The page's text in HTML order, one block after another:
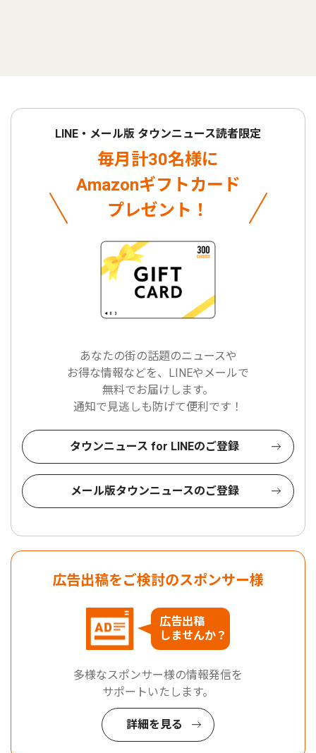
LINE・メール版 タウンニュース読者限定
毎月計30名様に
Amazonギフトカード
プレゼント！
あなたの街の話題のニュースや
お得な情報などを、LINEやメールで
無料でお届けします。
通知で見逃しも防げて便利です！
タウンニュース for LINEのご登録
メール版タウンニュースのご登録
広告出稿をご検討のスポンサー様
広告出稿
しませんか？
多様なスポンサー様の情報発信を
サポートいたします。
詳細を見る